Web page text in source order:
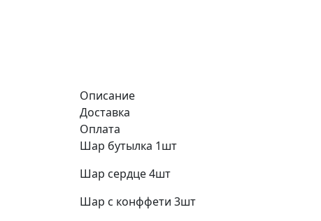
Описание
Доставка
Оплата
Шар бутылка 1шт
Шар сердце 4шт
Шар с конффети 3шт